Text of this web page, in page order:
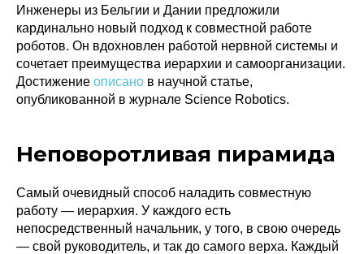
Инженеры из Бельгии и Дании предложили
кардинально новый подход к совместной работе
роботов. Он вдохновлен работой нервной системы и
сочетает преимущества иерархии и самоорганизации.
Достижение описано в научной статье,
опубликованной в журнале Science Robotics.
Неповоротливая пирамида
Самый очевидный способ наладить совместную
работу — иерархия. У каждого есть
непосредственный начальник, у того, в свою очередь
— свой руководитель, и так до самого верха. Каждый